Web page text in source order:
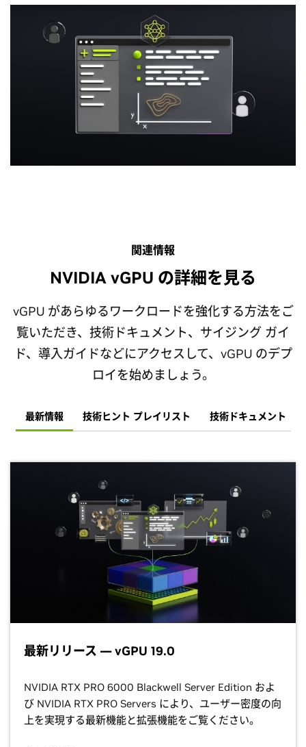
(GIS)、デジタル ツインなどのコンピューティング負荷の高い
ワークロード向けにワークステーション並みのパフォーマン
スをあらゆる場所で提供し、本番環境を合理化します。
NVIDIA vGPU を設計およびエンジニアリングに使用する方法の詳細を見る
より、ユーザー体験を向上させます。
NVIDIA vGPU を生産性アプリケーションに使用する方法の詳細を見る
関連情報
NVIDIA vGPU の詳細を見る
vGPU があらゆるワークロードを強化する方法をご
覧いただき、技術ドキュメント、サイジング ガイ
ド、導入ガイドなどにアクセスして、vGPU のデプ
ロイを始めましょう。
最新情報 技術ヒント プレイリスト 技術ドキュメント
最新リリース — vGPU 19.0
NVIDIA RTX PRO 6000 Blackwell Server Edition およ
び NVIDIA RTX PRO Servers により、ユーザー密度の向
上を実現する最新機能と拡張機能をご覧ください。